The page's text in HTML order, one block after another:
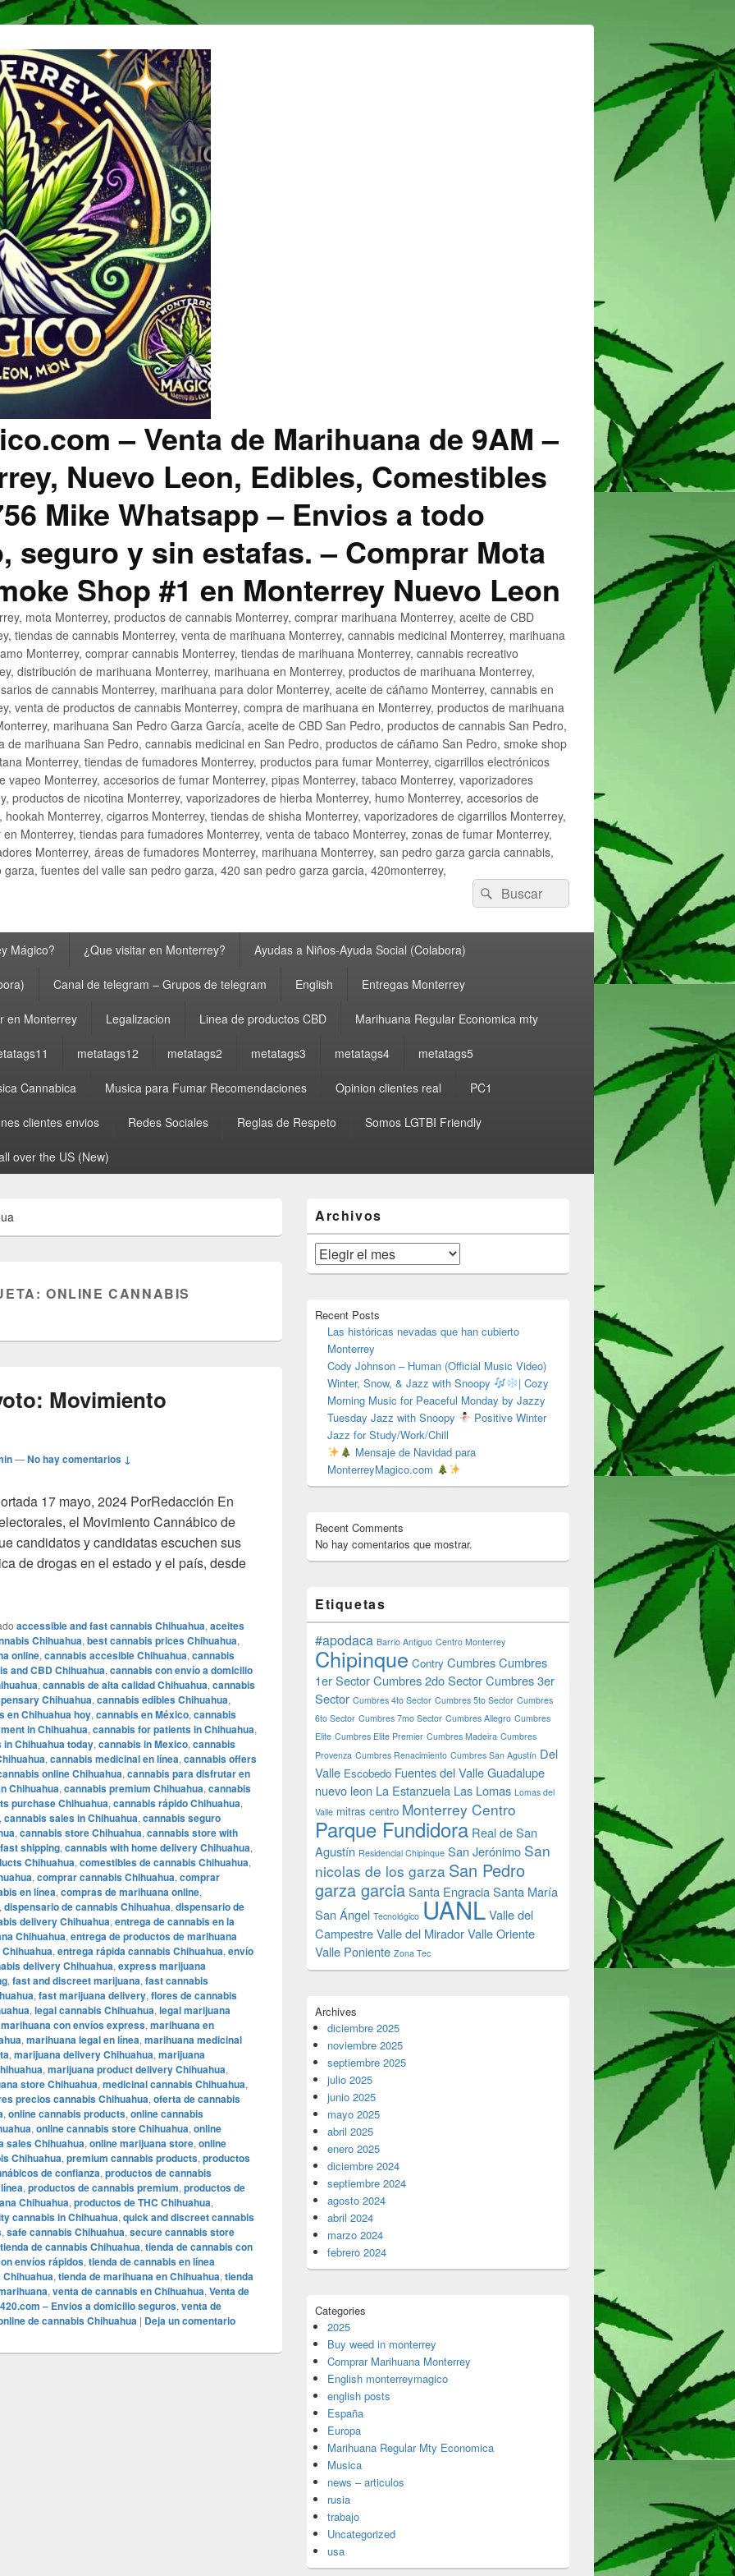
– Venta de Marihuana de 9AM –
Nuevo Leon, Edibles, Comestibles
Mike Whatsapp – Envios a todo
seguro y sin estafas. – Comprar Mota
Shop #1 en Monterrey Nuevo Leon
mota Monterrey, productos de cannabis Monterrey, comprar marihuana Monterrey, aceite de CBD
tiendas de cannabis Monterrey, venta de marihuana Monterrey, cannabis medicinal Monterrey, marihuana
Monterrey, comprar cannabis Monterrey, tiendas de marihuana Monterrey, cannabis recreativo
distribución de marihuana Monterrey, marihuana en Monterrey, productos de marihuana Monterrey,
de cannabis Monterrey, marihuana para dolor Monterrey, aceite de cáñamo Monterrey, cannabis en
venta de productos de cannabis Monterrey, compra de marihuana en Monterrey, productos de marihuana
marihuana San Pedro Garza García, aceite de CBD San Pedro, productos de cannabis San Pedro,
de marihuana San Pedro, cannabis medicinal en San Pedro, productos de cáñamo San Pedro, smoke shop
Monterrey, tiendas de fumadores Monterrey, productos para fumar Monterrey, cigarrillos electrónicos
vapeo Monterrey, accesorios de fumar Monterrey, pipas Monterrey, tabaco Monterrey, vaporizadores
productos de nicotina Monterrey, vaporizadores de hierba Monterrey, humo Monterrey, accesorios de
Monterrey, cigarros Monterrey, tiendas de shisha Monterrey, vaporizadores de cigarrillos Monterrey,
Monterrey, tiendas para fumadores Monterrey, venta de tabaco Monterrey, zonas de fumar Monterrey,
Monterrey, áreas de fumadores Monterrey, marihuana Monterrey, san pedro garza garcia cannabis,
fuentes del valle san pedro garza, 420 san pedro garza garcia, 420monterrey,
Buscar
por:
Buscar
Mágico? ¿Que visitar en Monterrey? Ayudas a Niños-Ayuda Social (Colabora)
Canal de telegram – Grupos de telegram English Entregas Monterrey
en Monterrey Legalizacion Linea de productos CBD Marihuana Regular Economica mty
metatags12 metatags2 metatags3 metatags4 metatags5
Cannabica Musica para Fumar Recomendaciones Opinion clientes real PC1
clientes envios Redes Sociales Reglas de Respeto Somos LGTBI Friendly
over the US (New)
ONLINE CANNABIS
Movimiento
—No hay comentarios ↓
17 mayo, 2024 PorRedacción En
el Movimiento Cannábico de
candidatos y candidatas escuchen sus
de drogas en el estado y el país, desde
voto: Movimiento Cannábico
accessible and fast cannabis Chihuahua, aceites
Chihuahua, best cannabis prices Chihuahua,
online, cannabis accesible Chihuahua, cannabis
and CBD Chihuahua, cannabis con envío a domicilio
, cannabis de alta calidad Chihuahua, cannabis
Chihuahua, cannabis edibles Chihuahua,
en Chihuahua hoy, cannabis en México, cannabis
in Chihuahua, cannabis for patients in Chihuahua,
in Chihuahua today, cannabis in Mexico, cannabis
, cannabis medicinal en línea, cannabis offers
online Chihuahua, cannabis para disfrutar en
Chihuahua, cannabis premium Chihuahua, cannabis
purchase Chihuahua, cannabis rápido Chihuahua,
, cannabis sales in Chihuahua, cannabis seguro
, cannabis store Chihuahua, cannabis store with
shipping, cannabis with home delivery Chihuahua,
Chihuahua, comestibles de cannabis Chihuahua,
, comprar cannabis Chihuahua, comprar
en línea, compras de marihuana online,
, dispensario de cannabis Chihuahua, dispensario de
delivery Chihuahua, entrega de cannabis en la
Chihuahua, entrega de productos de marihuana
, entrega rápida cannabis Chihuahua, envío
delivery Chihuahua, express marijuana
, fast and discreet marijuana, fast cannabis
, fast marijuana delivery, flores de cannabis
, legal cannabis Chihuahua, legal marijuana
marihuana con envíos express, marihuana en
, marihuana legal en línea, marihuana medicinal
, marijuana delivery Chihuahua, marijuana
, marijuana product delivery Chihuahua,
store Chihuahua, medicinal cannabis Chihuahua,
precios cannabis Chihuahua, oferta de cannabis
, online cannabis products, online cannabis
, online cannabis store Chihuahua, online
sales Chihuahua, online marijuana store, online
Chihuahua, premium cannabis products, productos
de confianza, productos de cannabis
, productos de cannabis premium, productos de
Chihuahua, productos de THC Chihuahua,
cannabis in Chihuahua, quick and discreet cannabis
, safe cannabis Chihuahua, secure cannabis store
tienda de cannabis Chihuahua, tienda de cannabis con
envíos rápidos, tienda de cannabis en línea
, tienda de marihuana en Chihuahua, tienda
, venta de cannabis en Chihuahua, Venta de
– Envios a domicilio seguros, venta de
de cannabis Chihuahua | Deja un comentario
área
de
widget
barra
lateral
Archivos
Archivos
Recent Posts
Las históricas nevadas que han cubierto
Monterrey
Cody Johnson – Human (Official Music Video)
Winter, Snow, & Jazz with Snoopy
| Cozy
Morning Music for Peaceful Monday by Jazzy
Tuesday Jazz with Snoopy
Positive Winter
Jazz for Study/Work/Chill
Mensaje de Navidad para
MonterreyMagico.com
Recent Comments
No hay comentarios que mostrar.
Etiquetas
#apodaca Barrio Antiguo Centro Monterrey
Chipinque Contry CumbresCumbres
1er SectorCumbres 2do SectorCumbres 3er
Sector Cumbres 4to Sector Cumbres 5to Sector Cumbres
6to Sector Cumbres 7mo Sector Cumbres Allegro Cumbres
Elite Cumbres Elite Premier Cumbres Madeira Cumbres
Provenza Cumbres Renacimiento Cumbres San Agustín Del
Valle Escobedo Fuentes del ValleGuadalupe
nuevo leon La Estanzuela Las Lomas Lomas del
Valle mitras centro Monterrey Centro
Parque Fundidora Real de San
Agustín Residencial Chipinque San Jerónimo San
nicolas de los garza San Pedro
garza garciaSanta EngraciaSanta María
San Ángel Tecnológico UANLValle del
CampestreValle del MiradorValle Oriente
Valle Poniente Zona Tec
Archives
diciembre 2025
noviembre 2025
septiembre 2025
julio 2025
junio 2025
mayo 2025
abril 2025
enero 2025
diciembre 2024
septiembre 2024
agosto 2024
abril 2024
marzo 2024
febrero 2024
Categories
2025
Buy weed in monterrey
Comprar Marihuana Monterrey
English monterreymagico
english posts
España
Europa
Marihuana Regular Mty Economica
Musica
news – articulos
rusia
trabajo
Uncategorized
usa